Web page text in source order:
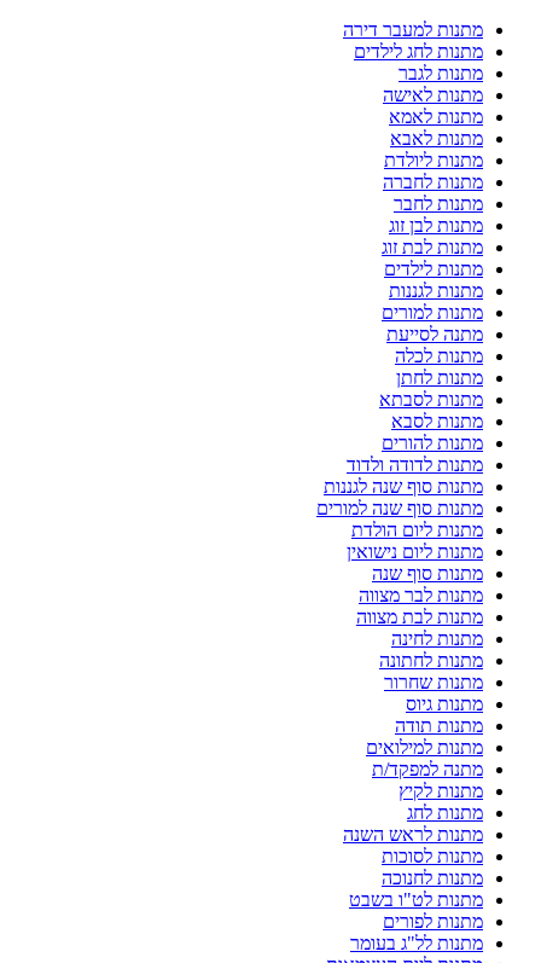
מתנות למעבר דירה
מתנות לחג לילדים
מתנות לגבר
מתנות לאישה
מתנות לאמא
מתנות לאבא
מתנות ליולדת
מתנות לחברה
מתנות לחבר
מתנות לבן זוג
מתנות לבת זוג
מתנות לילדים
מתנות לגננות
מתנות למורים
מתנה לסייעת
מתנות לכלה
מתנות לחתן
מתנות לסבתא
מתנות לסבא
מתנות להורים
מתנות לדודה ולדוד
מתנות סוף שנה לגננות
מתנות סוף שנה למורים
מתנות ליום הולדת
מתנות ליום נישואין
מתנות סוף שנה
מתנות לבר מצווה
מתנות לבת מצווה
מתנות לחינה
מתנות לחתונה
מתנות שחרור
מתנות גיוס
מתנות תודה
מתנות למילואים
מתנה למפקד/ת
מתנות לקיץ
מתנות לחג
מתנות לראש השנה
מתנות לסוכות
מתנות לחנוכה
מתנות לט"ו בשבט
מתנות לפורים
מתנות לל"ג בעומר